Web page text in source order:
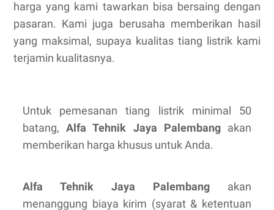
harga yang kami tawarkan bisa bersaing dengan
pasaran. Kami juga berusaha memberikan hasil
yang maksimal, supaya kualitas tiang listrik kami
terjamin kualitasnya.
Untuk pemesanan tiang listrik minimal 50
batang,Alfa Tehnik Jaya Palembangakan
memberikan harga khusus untuk Anda.
Alfa Tehnik Jaya Palembang akan
menanggung biaya kirim (syarat & ketentuan